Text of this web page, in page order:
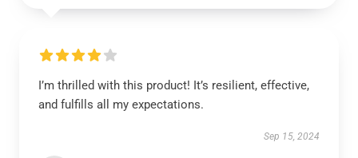
I’m thrilled with this product! It’s resilient, effective,
and fulfills all my expectations.
Sep 15, 2024